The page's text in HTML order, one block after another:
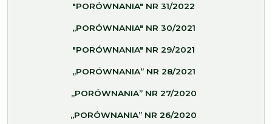
"PORÓWNANIA" NR 31/2022
„PORÓWNANIA" NR 30/2021
"PORÓWNANIA" NR 29/2021
„PORÓWNANIA” NR 28/2021
„PORÓWNANIA” NR 27/2020
„PORÓWNANIA” NR 26/2020